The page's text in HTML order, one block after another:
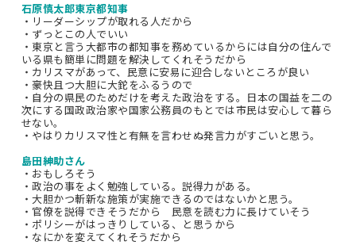
石原慎太郎東京都知事
・リーダーシップが取れる人だから
・ずっとこの人でいい
・東京と言う大都市の都知事を務めているからには自分の住んで
いる県も簡単に問題を解決してくれそうだから
・カリスマがあって、民意に安易に迎合しないところが良い
・豪快且つ大胆に大鉈をふるうので
・自分の県民のためだけを考えた政治をする。日本の国益を二の
次にする国政政治家や国家公務員のもとでは市民は安心して暮ら
せない。
・やはりカリスマ性と有無を言わせぬ発言力がすごいと思う。
島田紳助さん
・おもしろそう
・政治の事をよく勉強している。説得力がある。
・大胆かつ斬新な施策が実施できるのではないかと思う。
・官僚を説得できそうだから 民意を読む力に長けていそう
・ポリシーがはっきりしている、と思うから
・なにかを変えてくれそうだから